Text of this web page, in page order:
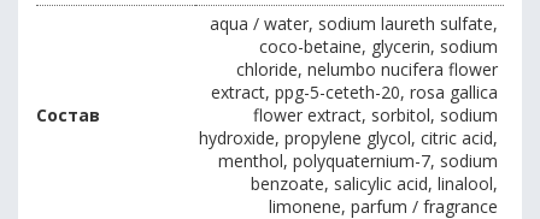
Состав
aqua / water, sodium laureth sulfate,
coco-betaine, glycerin, sodium
chloride, nelumbo nucifera flower
extract, ppg-5-ceteth-20, rosa gallica
flower extract, sorbitol, sodium
hydroxide, propylene glycol, citric acid,
menthol, polyquaternium-7, sodium
benzoate, salicylic acid, linalool,
limonene, parfum / fragrance